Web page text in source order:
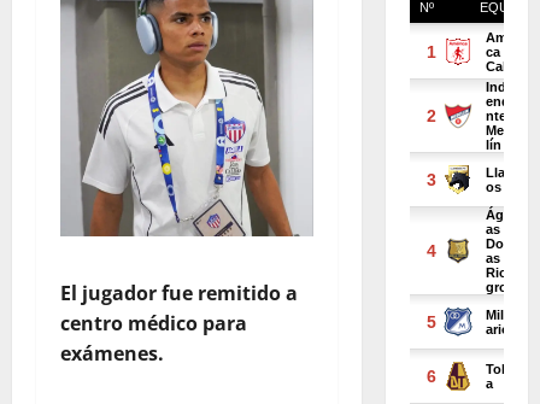
El jugador fue remitido a
centro médico para
exámenes.